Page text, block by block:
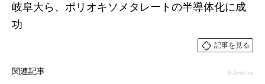
岐阜大ら、ポリオキソメタレートの半導体化に成
功
記事を見る
関連記事 6 Articles